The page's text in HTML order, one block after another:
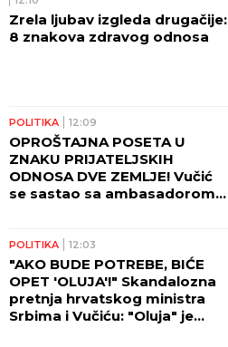
Zrela ljubav izgleda drugačije:
8 znakova zdravog odnosa
POLITIKA 12:09
OPROŠTAJNA POSETA U
ZNAKU PRIJATELJSKIH
ODNOSA DVE ZEMLJE! Vučić
se sastao sa ambasadorom
POLITIKA 12:03
"AKO BUDE POTREBE, BIĆE
OPET 'OLUJA'!" Skandalozna
pretnja hrvatskog ministra
Srbima i Vučiću: "Oluja" je